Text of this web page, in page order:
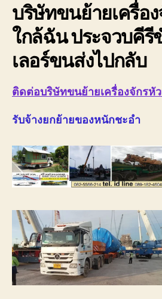
บริษัทขนย้ายเครื่อ
ใกล้ฉัน ประจวบคีรี
เลอร์ขนส่งไปกลับ
ติดต่อบริษัทขนย้ายเครื่องจักรหั
รับจ้างยกย้ายของหนักชะอำ